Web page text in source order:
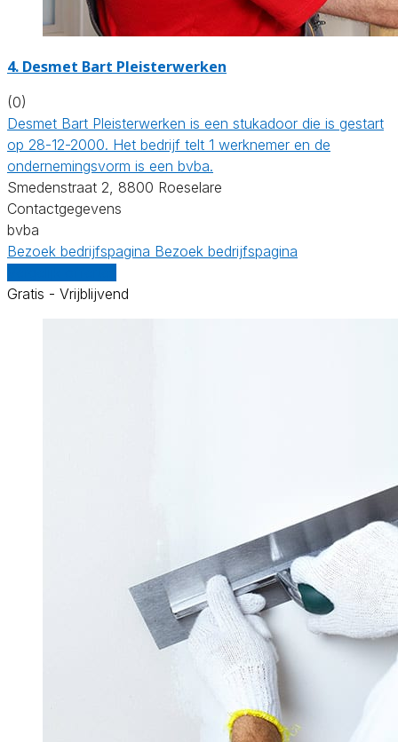
4. Desmet Bart Pleisterwerken
(0)
Desmet Bart Pleisterwerken is een stukadoor die is gestart
op 28-12-2000. Het bedrijf telt 1 werknemer en de
ondernemingsvorm is een bvba.
Smedenstraat 2, 8800 Roeselare
Contactgegevens
bvba
Bezoek bedrijfspagina Bezoek bedrijfspagina
Gratis - Vrijblijvend